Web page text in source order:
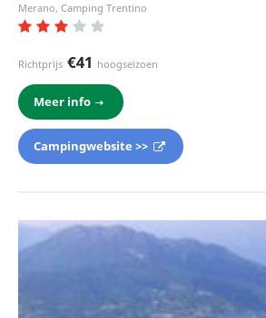
Merano, Camping Trentino
Richtprijs €41 hoogseizoen
Meer info
Campingwebsite >>